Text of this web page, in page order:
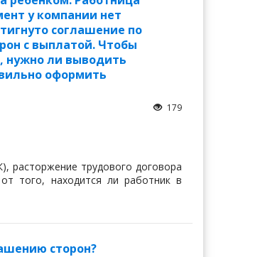
у компании нет
соглашение по
с выплатой. Чтобы
нужно ли выводить
оформить
179
расторжение трудового договора
того, находится ли работник в
сторон?